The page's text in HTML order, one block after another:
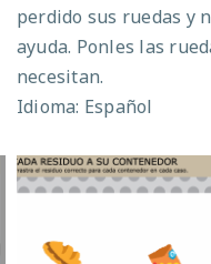
perdido sus ruedas y
ayuda. Ponles las
necesitan.
Idioma: Español